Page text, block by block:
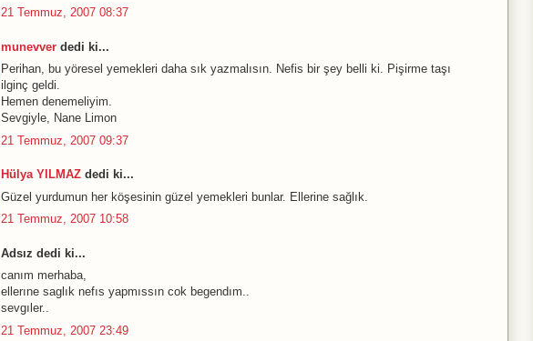
21 Temmuz, 2007 08:37
munevver dedi ki...
Perihan, bu yöresel yemekleri daha sık yazmalısın. Nefis bir şey belli ki. Pişirme taşı
ilginç geldi.
Hemen denemeliyim.
Sevgiyle, Nane Limon
21 Temmuz, 2007 09:37
Hülya YILMAZ dedi ki...
Güzel yurdumun her köşesinin güzel yemekleri bunlar. Ellerine sağlık.
21 Temmuz, 2007 10:58
Adsız dedi ki...
canım merhaba,
ellerıne saglık nefıs yapmıssın cok begendım..
sevgıler..
21 Temmuz, 2007 23:49